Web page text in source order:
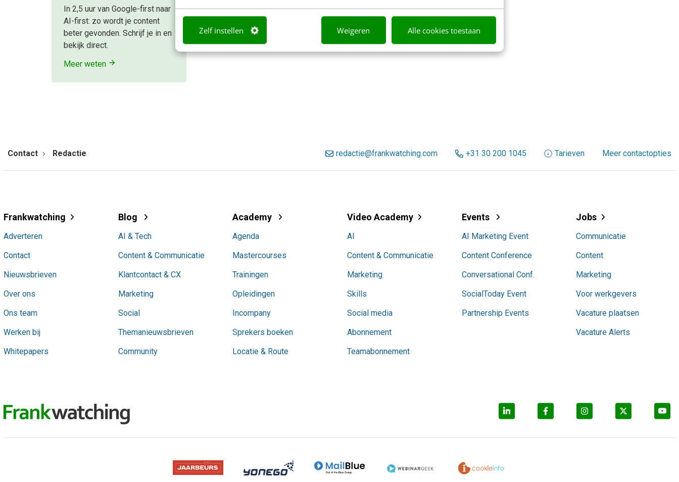
Zelf instellen Weigeren Alle cookies toestaan
In 2,5 uur van Google-first naar
AI-first: zo wordt je content
beter gevonden. Schrijf je in en
bekijk direct.
Meer weten
Contact Redactie redactie@frankwatching.com +31 30 200 1045 Tarieven Meer contactopties
Frankwatching
Adverteren
Contact
Nieuwsbrieven
Over ons
Ons team
Werken bij
Whitepapers
Blog
AI & Tech
Content & Communicatie
Klantcontact & CX
Marketing
Social
Themanieuwsbrieven
Community
Academy
Agenda
Mastercourses
Trainingen
Opleidingen
Incompany
Sprekers boeken
Locatie & Route
Video Academy
AI
Content & Communicatie
Marketing
Skills
Social media
Abonnement
Teamabonnement
Events
AI Marketing Event
Content Conference
Conversational Conf.
SocialToday Event
Partnership Events
Jobs
Communicatie
Content
Marketing
Voor werkgevers
Vacature plaatsen
Vacature Alerts